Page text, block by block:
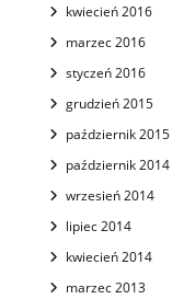
kwiecień 2016
marzec 2016
styczeń 2016
grudzień 2015
październik 2015
październik 2014
wrzesień 2014
lipiec 2014
kwiecień 2014
marzec 2013